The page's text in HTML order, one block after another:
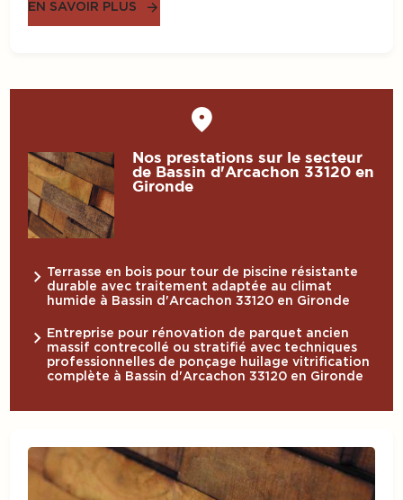
EN SAVOIR PLUS
Nos prestations sur le secteur
de Bassin d'Arcachon 33120 en
Gironde
Terrasse en bois pour tour de piscine résistante
durable avec traitement adaptée au climat
humide à Bassin d'Arcachon 33120 en Gironde
Entreprise pour rénovation de parquet ancien
massif contrecollé ou stratifié avec techniques
professionnelles de ponçage huilage vitrification
complète à Bassin d'Arcachon 33120 en Gironde